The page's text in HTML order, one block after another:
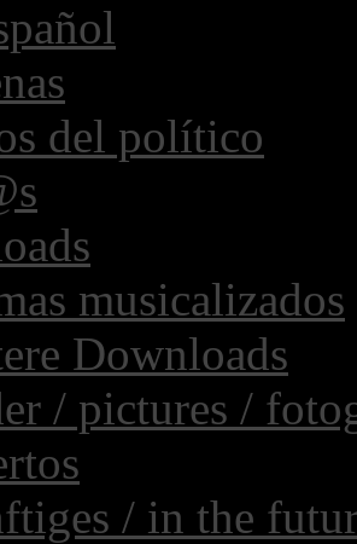
del político
musicalizados
Downloads
/ pictures /
/ in the